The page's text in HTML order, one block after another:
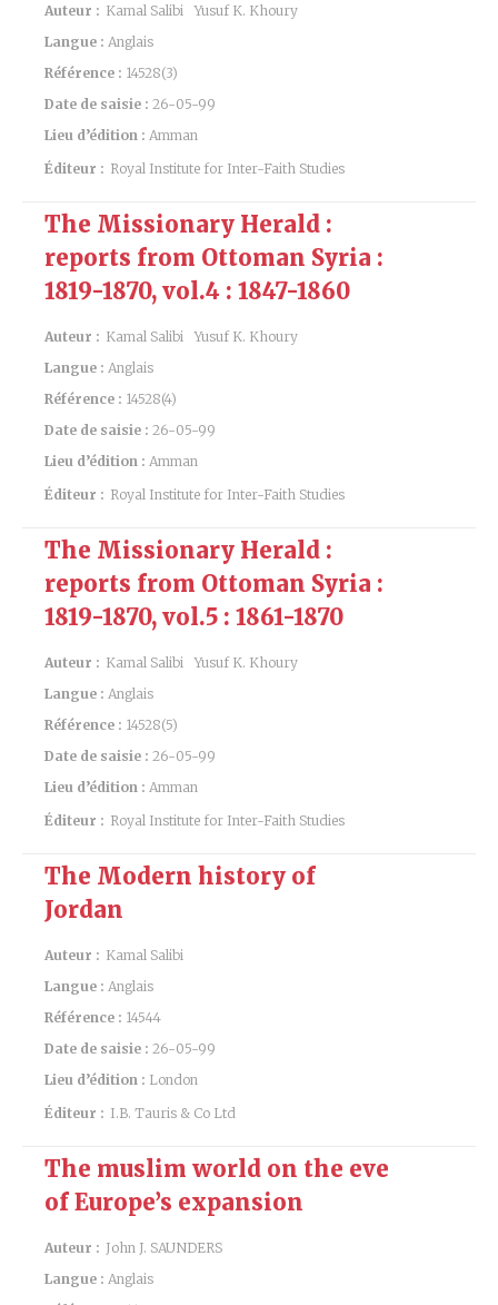
Auteur : Kamal Salibi
Yusuf K. Khoury
Langue : Anglais
Référence : 14528(3)
Date de saisie : 26-05-99
Lieu d’édition : Amman
Éditeur : Royal Institute for Inter-Faith Studies
The Missionary Herald :
reports from Ottoman Syria :
1819-1870, vol.4 : 1847-1860
Auteur : Kamal Salibi
Yusuf K. Khoury
Langue : Anglais
Référence : 14528(4)
Date de saisie : 26-05-99
Lieu d’édition : Amman
Éditeur : Royal Institute for Inter-Faith Studies
The Missionary Herald :
reports from Ottoman Syria :
1819-1870, vol.5 : 1861-1870
Auteur : Kamal Salibi
Yusuf K. Khoury
Langue : Anglais
Référence : 14528(5)
Date de saisie : 26-05-99
Lieu d’édition : Amman
Éditeur : Royal Institute for Inter-Faith Studies
The Modern history of
Jordan
Auteur : Kamal Salibi
Langue : Anglais
Référence : 14544
Date de saisie : 26-05-99
Lieu d’édition : London
Éditeur : I.B. Tauris & Co Ltd
The muslim world on the eve
of Europe’s expansion
Auteur : John J. SAUNDERS
Langue : Anglais